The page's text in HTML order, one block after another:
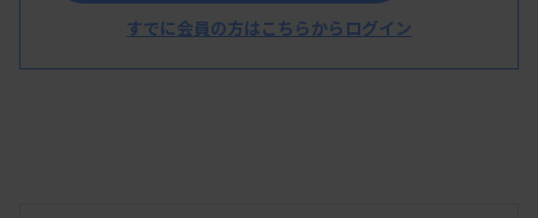
すでに会員の方はこちらからログイン